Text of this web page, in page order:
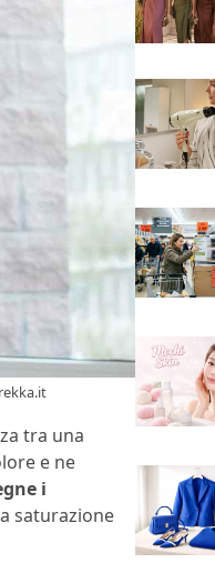
tra una
e ne
i
saturazione